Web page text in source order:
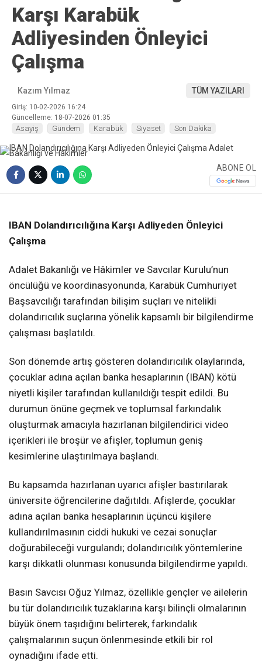
Karşı Karabük
Adliyesinden Önleyici
Çalışma
Kazım Yılmaz TÜM YAZILARI
Giriş: 10-02-2026 16:24
Güncelleme: 18-07-2026 01:35
Asayiş Gündem Karabük Siyaset Son Dakika
ABONE OL
IBAN Dolandırıcılığına Karşı Adliyeden Önleyici
Çalışma
Adalet Bakanlığı ve Hâkimler ve Savcılar Kurulu’nun
öncülüğü ve koordinasyonunda, Karabük Cumhuriyet
Başsavcılığı tarafından bilişim suçları ve nitelikli
dolandırıcılık suçlarına yönelik kapsamlı bir bilgilendirme
çalışması başlatıldı.
Son dönemde artış gösteren dolandırıcılık olaylarında,
çocuklar adına açılan banka hesaplarının (IBAN) kötü
niyetli kişiler tarafından kullanıldığı tespit edildi. Bu
durumun önüne geçmek ve toplumsal farkındalık
oluşturmak amacıyla hazırlanan bilgilendirici video
içerikleri ile broşür ve afişler, toplumun geniş
kesimlerine ulaştırılmaya başlandı.
Bu kapsamda hazırlanan uyarıcı afişler bastırılarak
üniversite öğrencilerine dağıtıldı. Afişlerde, çocuklar
adına açılan banka hesaplarının üçüncü kişilere
kullandırılmasının ciddi hukuki ve cezai sonuçlar
doğurabileceği vurgulandı; dolandırıcılık yöntemlerine
karşı dikkatli olunması konusunda bilgilendirme yapıldı.
Basın Savcısı Oğuz Yılmaz, özellikle gençler ve ailelerin
bu tür dolandırıcılık tuzaklarına karşı bilinçli olmalarının
büyük önem taşıdığını belirterek, farkındalık
çalışmalarının suçun önlenmesinde etkili bir rol
oynadığını ifade etti.